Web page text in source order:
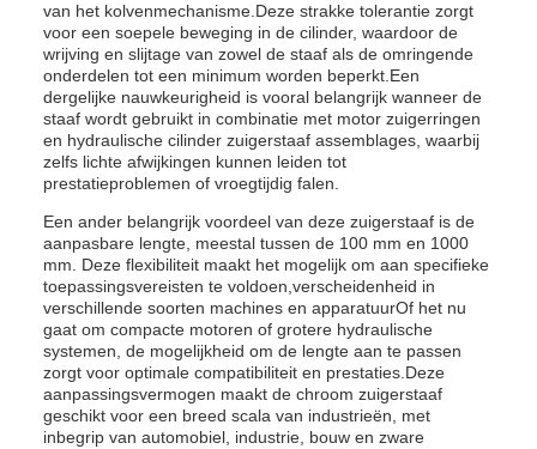
van het kolvenmechanisme.Deze strakke tolerantie zorgt
voor een soepele beweging in de cilinder, waardoor de
wrijving en slijtage van zowel de staaf als de omringende
onderdelen tot een minimum worden beperkt.Een
dergelijke nauwkeurigheid is vooral belangrijk wanneer de
staaf wordt gebruikt in combinatie met motor zuigerringen
en hydraulische cilinder zuigerstaaf assemblages, waarbij
zelfs lichte afwijkingen kunnen leiden tot
prestatieproblemen of vroegtijdig falen.
Een ander belangrijk voordeel van deze zuigerstaaf is de
aanpasbare lengte, meestal tussen de 100 mm en 1000
mm. Deze flexibiliteit maakt het mogelijk om aan specifieke
toepassingsvereisten te voldoen,verscheidenheid in
verschillende soorten machines en apparatuurOf het nu
gaat om compacte motoren of grotere hydraulische
systemen, de mogelijkheid om de lengte aan te passen
zorgt voor optimale compatibiliteit en prestaties.Deze
aanpassingsvermogen maakt de chroom zuigerstaaf
geschikt voor een breed scala van industrieën, met
inbegrip van automobiel, industrie, bouw en zware